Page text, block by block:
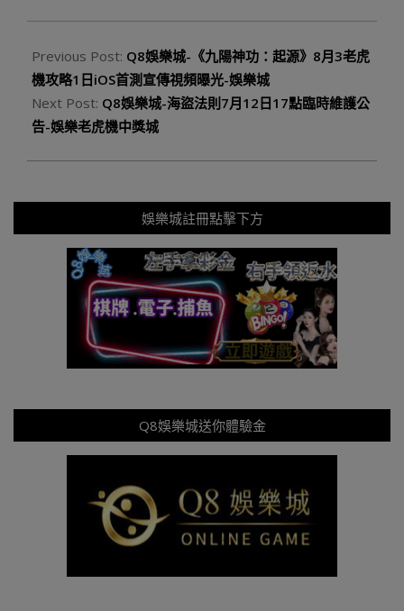
Previous Post: Q8娛樂城-《九陽神功：起源》8月3老虎
機攻略1日iOS首測宣傳視頻曝光-娛樂城
Next Post: Q8娛樂城-海盜法則7月12日17點臨時維護公
告-娛樂老虎機中獎城
娛樂城註冊點擊下方
Q8娛樂城送你體驗金